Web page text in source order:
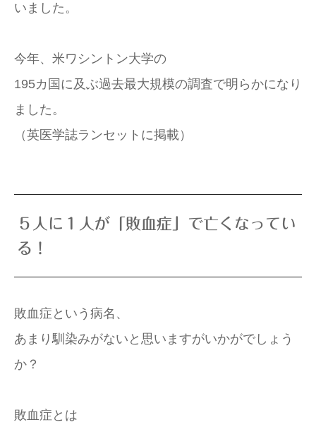
いました。
今年、米ワシントン大学の
195カ国に及ぶ過去最大規模の調査で明らかになり
ました。
（英医学誌ランセットに掲載）
５人に１人が「敗血症」で亡くなってい
る！
敗血症という病名、
あまり馴染みがないと思いますがいかがでしょう
か？
敗血症とは